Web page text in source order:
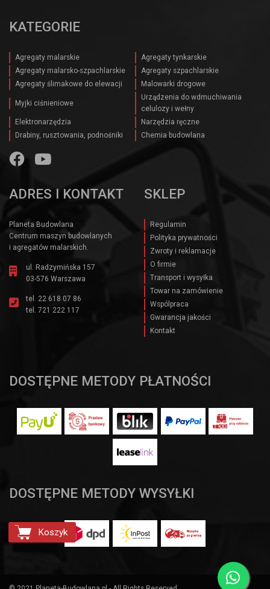
KATEGORIE
Agregaty malarskie
Agregaty tynkarskie
Agregaty malarsko-szpachlarskie
Agregaty szpachlarskie
Agregaty ślimakowe do elewacji
Malowarki drogowe
Myjki ciśnieniowe
Urządzenia do wdmuchiwania
celulozy i wełny
Elektronarzędzia
Narzędzia ręczne
Drabiny, rusztowania, podnośniki
Chemia budowlana
ADRES I KONTAKT
Planeta Budowlana
Centrum maszyn budowlanych
i agregatów malarskich.
ul. Radzymińska 157
03-576 Warszawa
tel. 22 618 07 86
tel. 721 222 117
SKLEP
Regulamin
Polityka prywatności
Zwroty i reklamacje
O firmie
Transport i wysyłka
Towar na zamówienie
Wspólpraca
Gwarancja jakości
Kontakt
DOSTĘPNE METODY PŁATNOŚCI
DOSTĘPNE METODY WYSYŁKI
Koszyk